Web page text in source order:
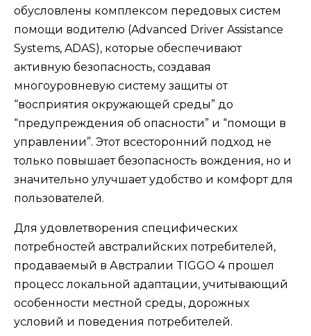
обусловлены комплексом передовых систем
помощи водителю (Advanced Driver Assistance
Systems, ADAS), которые обеспечивают
активную безопасность, создавая
многоуровневую систему защиты от
“восприятия окружающей среды” до
“предупреждения об опасности” и “помощи в
управлении”. Этот всесторонний подход не
только повышает безопасность вождения, но и
значительно улучшает удобство и комфорт для
пользователей.
Для удовлетворения специфических
потребностей австралийских потребителей,
продаваемый в Австралии TIGGO 4 прошел
процесс локальной адаптации, учитывающий
особенности местной среды, дорожных
условий и поведения потребителей.